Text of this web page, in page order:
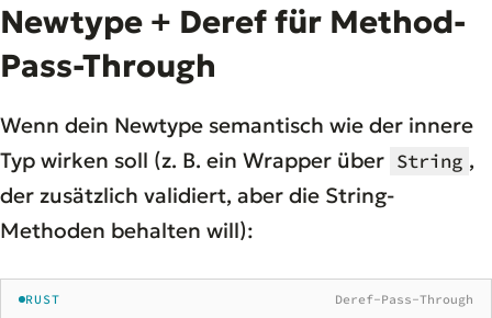
Newtype + Deref für Method-
Pass-Through
Wenn dein Newtype semantisch wie der innere
Typ wirken soll (z. B. ein Wrapper über String ,
der zusätzlich validiert, aber die String-
Methoden behalten will):
RUST Deref-Pass-Through